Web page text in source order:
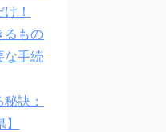
！
るもの
な手続
訣：